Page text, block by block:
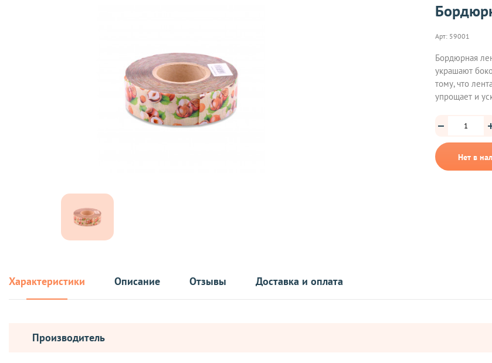
Арт: 59001
Бордюрная
украшают
тому, что
упрощает и
Нет в
Характеристики Описание Отзывы Доставка и оплата
Производитель